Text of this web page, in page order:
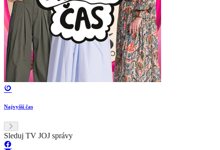
Najvyšší čas
Sleduj TV JOJ správy